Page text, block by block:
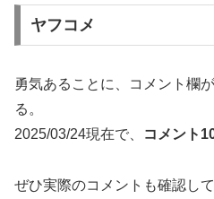
ヤフコメ
勇気あることに、コメント欄
る。
2025/03/24現在で、
コメント
ぜひ実際のコメントも確認し